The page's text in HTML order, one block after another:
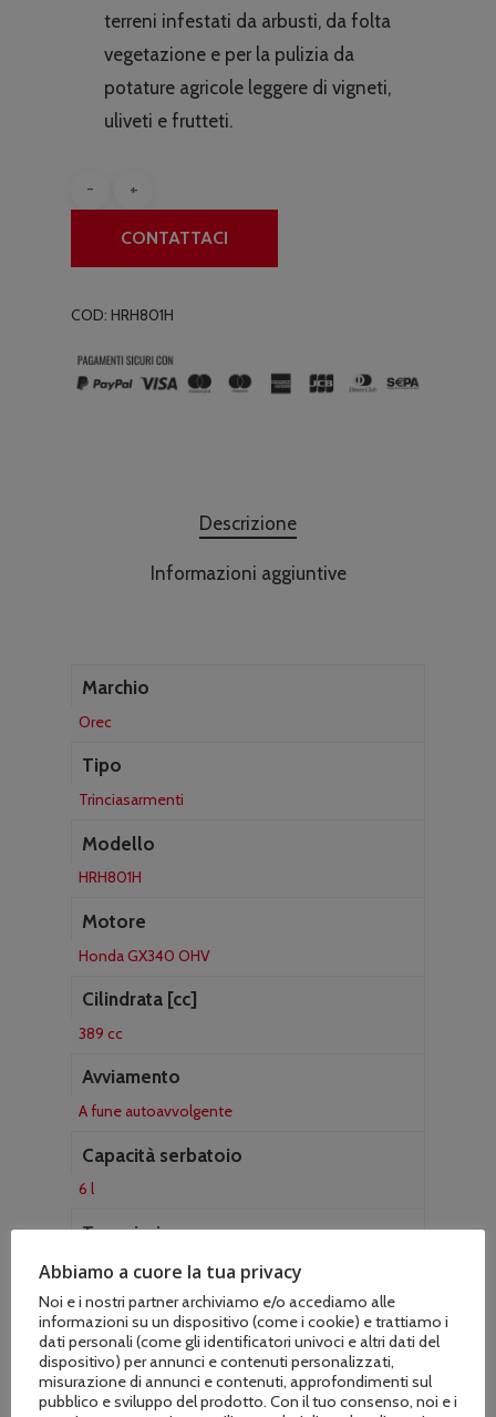
terreni infestati da arbusti, da folta
vegetazione e per la pulizia da
potature agricole leggere di vigneti,
uliveti e frutteti.
CONTATTACI
COD: HRH801H
Descrizione
Informazioni aggiuntive
Marchio
Orec
Tipo
Trinciasarmenti
Modello
HRH801H
Motore
Honda GX340 OHV
Cilindrata [cc]
389 cc
Avviamento
A fune autoavvolgente
Capacità serbatoio
6 l
Trasmissione
idrostatica
Cambio
Idrostatico
Velocità avanti/retro km/h
Abbiamo a cuore la tua privacy
Noi e i nostri partner archiviamo e/o accediamo alle
informazioni su un dispositivo (come i cookie) e trattiamo i
dati personali (come gli identificatori univoci e altri dati del
dispositivo) per annunci e contenuti personalizzati,
misurazione di annunci e contenuti, approfondimenti sul
pubblico e sviluppo del prodotto. Con il tuo consenso, noi e i